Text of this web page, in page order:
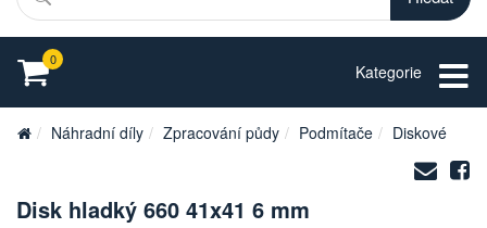
0
Kategorie
Náhradní díly Zpracování půdy Podmítače Diskové
na
Disk hladký 660 41x41 6 mm